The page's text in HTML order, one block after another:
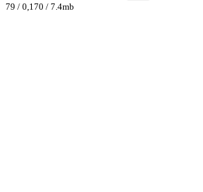
79 / 0,170 / 7.4mb